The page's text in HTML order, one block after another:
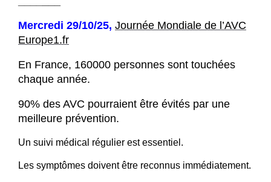
Mercredi 29/10/25, Journée Mondiale de l’AVC
Europe1.fr
En France, 160000 personnes sont touchées
chaque année.
90% des AVC pourraient être évités par une
meilleure prévention.
Un suivi médical régulier est essentiel.
Les symptômes doivent être reconnus immédiatement.